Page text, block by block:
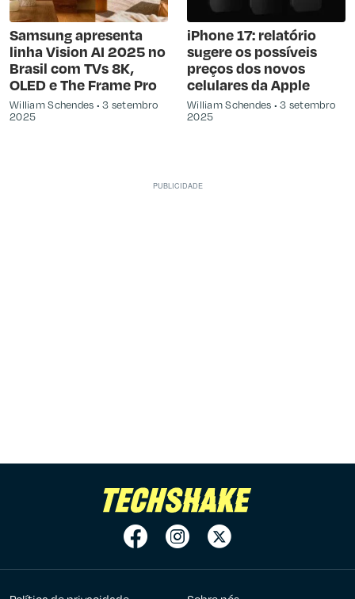
Samsung apresenta
linha Vision AI 2025 no
Brasil com TVs 8K,
OLED e The Frame Pro
William Schendes
3 setembro
2025
iPhone 17: relatório
sugere os possíveis
preços dos novos
celulares da Apple
William Schendes
3 setembro
2025